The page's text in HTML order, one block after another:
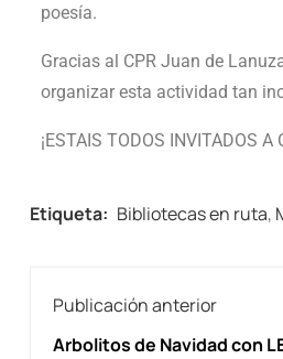
poesía.
Gracias al CPR Juan de
organizar esta actividad tan
¡ESTAIS TODOS INVITADOS A
Etiqueta: Bibliotecas en ruta,
Publicación anterior
Arbolitos de Navidad con